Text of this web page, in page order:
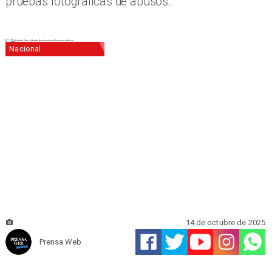
Nacional
Prensa Web
14 de octubre de 2025